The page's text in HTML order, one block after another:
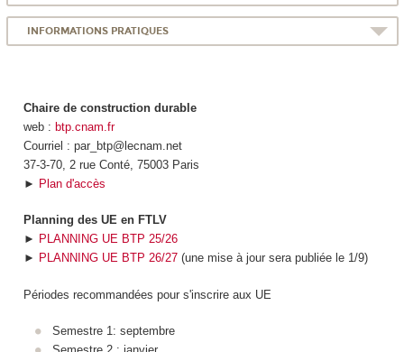
INFORMATIONS PRATIQUES
Chaire de construction durable
web : btp.cnam.fr
Courriel : par_btp@lecnam.net
37-3-70, 2 rue Conté, 75003 Paris
► Plan d'accès
Planning des UE en FTLV
► PLANNING UE BTP 25/26
► PLANNING UE BTP 26/27(une mise à jour sera publiée le 1/9)
Périodes recommandées pour s'inscrire aux UE
Semestre 1: septembre